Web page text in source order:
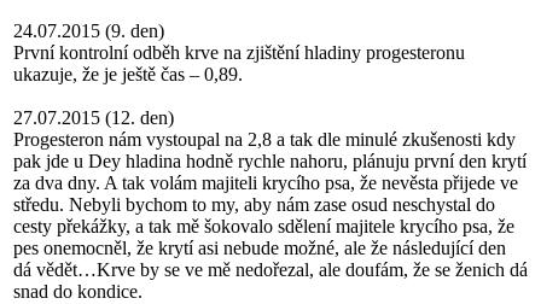
24.07.2015 (9. den)
První kontrolní odběh krve na zjištění hladiny progesteronu
ukazuje, že je ještě čas – 0,89.
27.07.2015 (12. den)
Progesteron nám vystoupal na 2,8 a tak dle minulé zkušenosti kdy
pak jde u Dey hladina hodně rychle nahoru, plánuju první den krytí
za dva dny. A tak volám majiteli krycího psa, že nevěsta přijede ve
středu. Nebyli bychom to my, aby nám zase osud neschystal do
cesty překážky, a tak mě šokovalo sdělení majitele krycího psa, že
pes onemocněl, že krytí asi nebude možné, ale že následující den
dá vědět…Krve by se ve mě nedořezal, ale doufám, že se ženich dá
snad do kondice.